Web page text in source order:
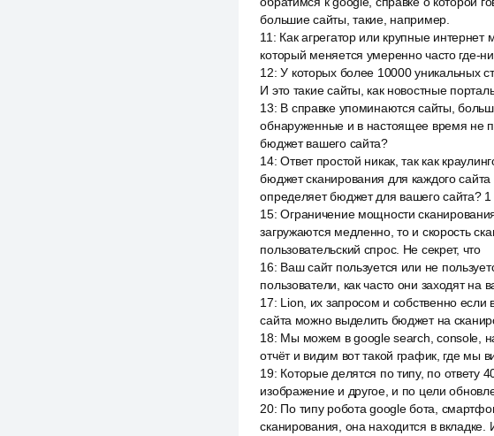
большие сайты, такие, например.
11 : Как агрегатор или крупные
который меняется умеренно часто где-
12:У которых более 10000 уникальных
И это такие сайты, как новостные
13: В справке упоминаются сайты,
обнаруженные и в настоящее время не
бюджет вашего сайта?
14:Ответ простой никак, так как
бюджет сканирования для каждого
определяет бюджет для вашего сайта? 1
15:Ограничение мощности
загружаются медленно, то и скорость
пользовательский спрос. Не секрет, что
16: Ваш сайт пользуется или не
пользователи, как часто они заходят
17: Lion, их запросом и собственно
сайта можно выделить бюджет на
18: Мы можем в google search, console,
отчёт и видим вот такой график, где мы
19: Которые делятся по типу, по ответу
изображение и другое, и по цели
20: По типу робота google бота,
сканирования, она находится в вкладке.